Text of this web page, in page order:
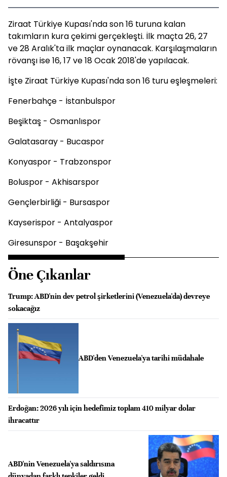
Ziraat Türkiye Kupası'nda son 16 turuna kalan
takımların kura çekimi gerçekleşti. İlk maçta 26, 27
ve 28 Aralık'ta ilk maçlar oynanacak. Karşılaşmaların
rövanşı ise 16, 17 ve 18 Ocak 2018'de yapılacak.
İşte Ziraat Türkiye Kupası'nda son 16 turu eşleşmeleri:
Fenerbahçe - İstanbulspor
Beşiktaş - Osmanlıspor
Galatasaray - Bucaspor
Konyaspor - Trabzonspor
Boluspor - Akhisarspor
Gençlerbirliği - Bursaspor
Kayserispor - Antalyaspor
Giresunspor - Başakşehir
Öne Çıkanlar
Trump: ABD'nin dev petrol şirketlerini (Venezuela'da) devreye
sokacağız
ABD'den Venezuela'ya tarihi müdahale
Erdoğan: 2026 yılı için hedefimiz toplam 410 milyar dolar
ihracattır
ABD'nin Venezuela'ya saldırısına